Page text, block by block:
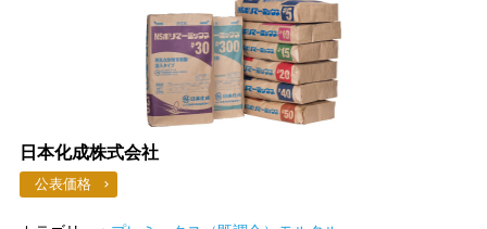
日本化成株式会社
公表価格